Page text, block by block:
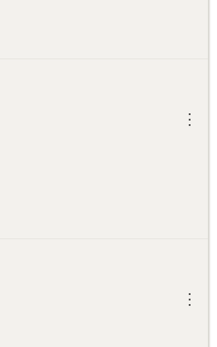
︙
︙